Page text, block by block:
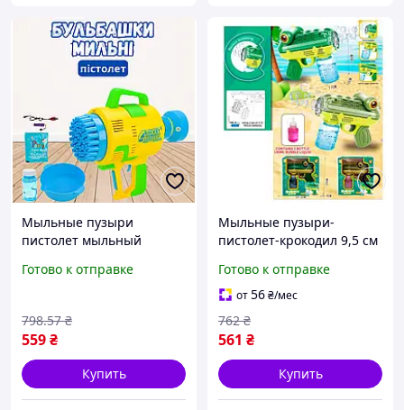
Мыльные пузыри
пистолет мыльный
аккумуляторный
автоматический USB
Готово к отправке
559₴
798.57 ₴
Купить
Мыльные пузыри-
пистолет-крокодил 9,5 см
USB зарядка, запаска
(25013B)
Готово к отправке
от56₴/мес
561 ₴
762 ₴
Купить